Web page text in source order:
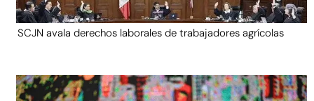
SCJN avala derechos laborales de trabajadores agrícolas